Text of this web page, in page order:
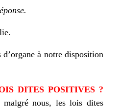
à notre disposition
DITES POSITIVES ?
malgré nous, les lois dites